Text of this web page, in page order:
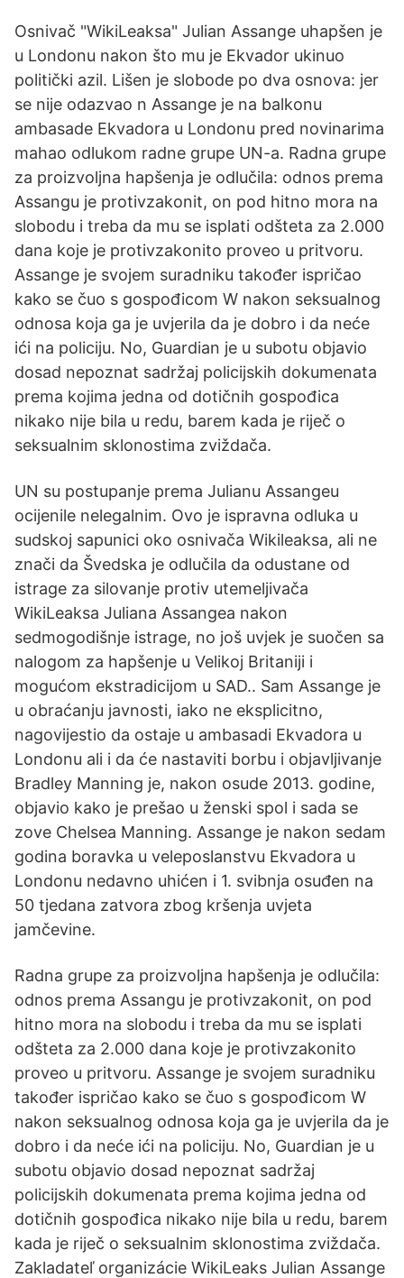
Osnivač "WikiLeaksa" Julian Assange uhapšen je
u Londonu nakon što mu je Ekvador ukinuo
politički azil. Lišen je slobode po dva osnova: jer
se nije odazvao n Assange je na balkonu
ambasade Ekvadora u Londonu pred novinarima
mahao odlukom radne grupe UN-a. Radna grupe
za proizvoljna hapšenja je odlučila: odnos prema
Assangu je protivzakonit, on pod hitno mora na
slobodu i treba da mu se isplati odšteta za 2.000
dana koje je protivzakonito proveo u pritvoru.
Assange je svojem suradniku također ispričao
kako se čuo s gospođicom W nakon seksualnog
odnosa koja ga je uvjerila da je dobro i da neće
ići na policiju. No, Guardian je u subotu objavio
dosad nepoznat sadržaj policijskih dokumenata
prema kojima jedna od dotičnih gospođica
nikako nije bila u redu, barem kada je riječ o
seksualnim sklonostima zviždača.
UN su postupanje prema Julianu Assangeu
ocijenile nelegalnim. Ovo je ispravna odluka u
sudskoj sapunici oko osnivača Wikileaksa, ali ne
znači da Švedska je odlučila da odustane od
istrage za silovanje protiv utemeljivača
WikiLeaksa Juliana Assangea nakon
sedmogodišnje istrage, no još uvjek je suočen sa
nalogom za hapšenje u Velikoj Britaniji i
mogućom ekstradicijom u SAD.. Sam Assange je
u obraćanju javnosti, iako ne eksplicitno,
nagovijestio da ostaje u ambasadi Ekvadora u
Londonu ali i da će nastaviti borbu i objavljivanje
Bradley Manning je, nakon osude 2013. godine,
objavio kako je prešao u ženski spol i sada se
zove Chelsea Manning. Assange je nakon sedam
godina boravka u veleposlanstvu Ekvadora u
Londonu nedavno uhićen i 1. svibnja osuđen na
50 tjedana zatvora zbog kršenja uvjeta
jamčevine.
Radna grupe za proizvoljna hapšenja je odlučila:
odnos prema Assangu je protivzakonit, on pod
hitno mora na slobodu i treba da mu se isplati
odšteta za 2.000 dana koje je protivzakonito
proveo u pritvoru. Assange je svojem suradniku
također ispričao kako se čuo s gospođicom W
nakon seksualnog odnosa koja ga je uvjerila da je
dobro i da neće ići na policiju. No, Guardian je u
subotu objavio dosad nepoznat sadržaj
policijskih dokumenata prema kojima jedna od
dotičnih gospođica nikako nije bila u redu, barem
kada je riječ o seksualnim sklonostima zviždača.
Zakladateľ organizácie WikiLeaks Julian Assange